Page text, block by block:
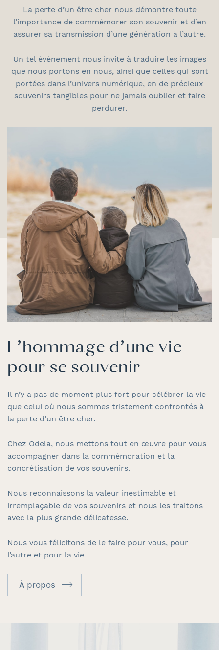
La perte d’un être cher nous démontre toute
l’importance de commémorer son souvenir et d’en
assurer sa transmission d’une génération à l’autre.
Un tel événement nous invite à traduire les images
que nous portons en nous, ainsi que celles qui sont
portées dans l’univers numérique, en de précieux
souvenirs tangibles pour ne jamais oublier et faire
perdurer.
L’hommage d’une vie
pour se souvenir
Il n’y a pas de moment plus fort pour célébrer la vie
que celui où nous sommes tristement confrontés à
la perte d’un être cher.
Chez Odela, nous mettons tout en œuvre pour vous
accompagner dans la commémoration et la
concrétisation de vos souvenirs.
Nous reconnaissons la valeur inestimable et
irremplaçable de vos souvenirs et nous les traitons
avec la plus grande délicatesse.
Nous vous félicitons de le faire pour vous, pour
l’autre et pour la vie.
À propos